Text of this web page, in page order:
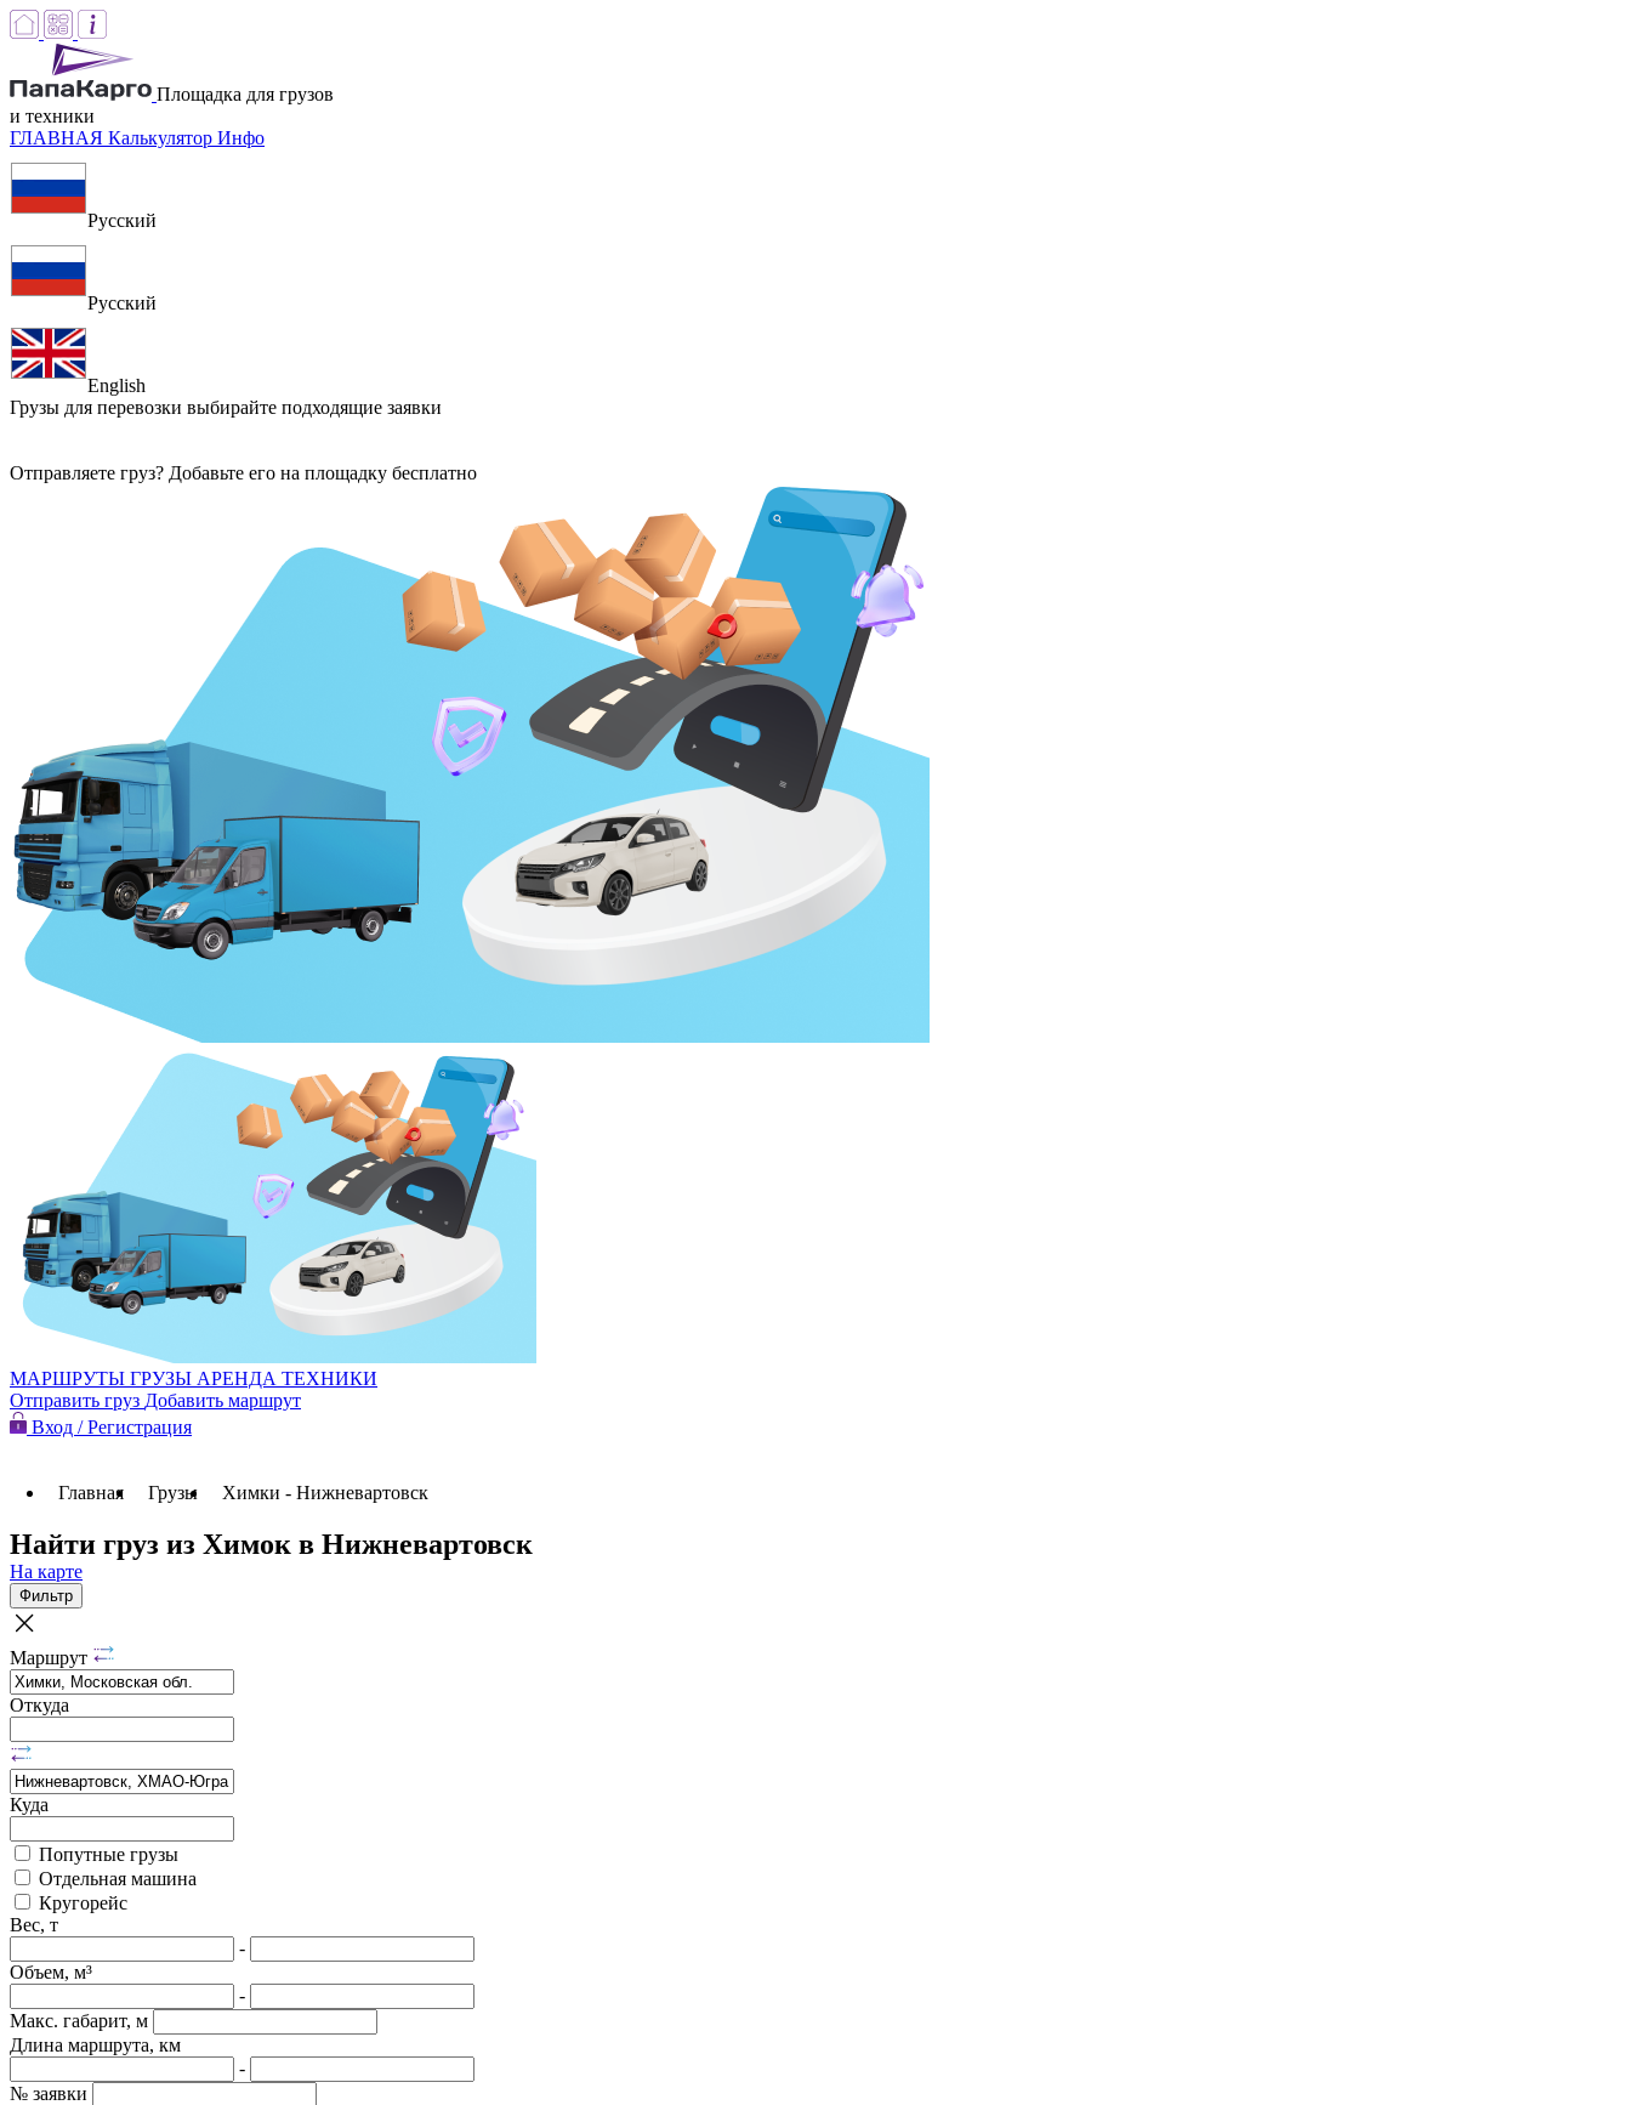
Площадка для грузов
и техники
ГЛАВНАЯ Калькулятор Инфо
Русский
Русский
English
Грузы для перевозки выбирайте подходящие заявки
Отправляете груз? Добавьте его на площадку бесплатно
МАРШРУТЫ ГРУЗЫ АРЕНДА ТЕХНИКИ
Отправить груз Добавить маршрут
Вход / Регистрация
Главная Грузы Химки - Нижневартовск
Найти груз из Химок в Нижневартовск
На карте
Фильтр
Маршрут
Откуда
Куда
Попутные грузы
Отдельная машина
Кругорейс
Вес, т
-
Объем, м³
-
Макс. габарит, м
Длина маршрута, км
-
№ заявки